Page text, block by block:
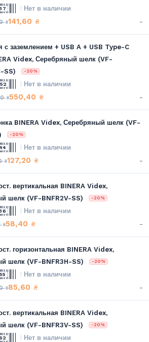
Нет в наличии
₴141,60 ₴ -
с заземлением + USB A + USB Type-C
Videx, Серебряный шелк (VF-
SS)
-20%
Нет в наличии
₴550,40 ₴ -
BINERA Videx, Серебряный шелк (VF-
-20%
Нет в наличии
₴127,20 ₴ -
вертикальная BINERA Videx,
шелк (VF-BNFR2V-SS)
-20%
Нет в наличии
₴58,40 ₴ -
горизонтальная BINERA Videx,
шелк (VF-BNFR3H-SS)
-20%
Нет в наличии
₴85,60 ₴ -
вертикальная BINERA Videx,
шелк (VF-BNFR3V-SS)
-20%
Нет в наличии